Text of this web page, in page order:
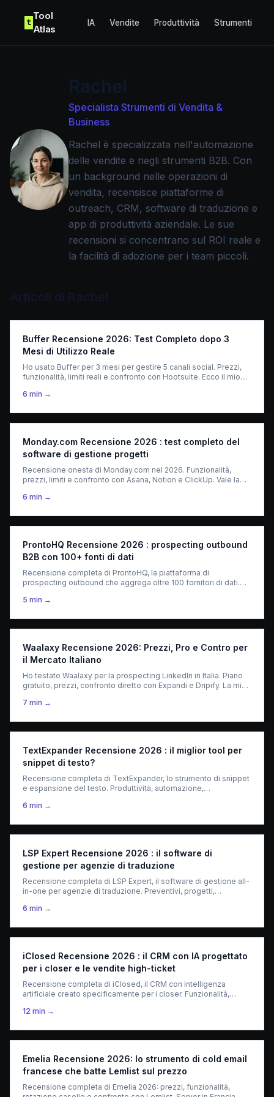
t
Tool
Atlas
IA Vendite Produttività Strumenti
Rachel
Specialista Strumenti di Vendita &
Business
Rachel è specializzata nell'automazione
delle vendite e negli strumenti B2B. Con
un background nelle operazioni di
vendita, recensisce piattaforme di
outreach, CRM, software di traduzione e
app di produttività aziendale. Le sue
recensioni si concentrano sul ROI reale e
la facilità di adozione per i team piccoli.
Articoli di Rachel
Buffer Recensione 2026: Test Completo dopo 3
Mesi di Utilizzo Reale
Ho usato Buffer per 3 mesi per gestire 5 canali social. Prezzi,
funzionalità, limiti reali e confronto con Hootsuite. Ecco il mio
6 min →
Monday.com Recensione 2026 : test completo del
software di gestione progetti
Recensione onesta di Monday.com nel 2026. Funzionalità,
prezzi, limiti e confronto con Asana, Notion e ClickUp. Vale la
6 min →
ProntoHQ Recensione 2026 : prospecting outbound
B2B con 100+ fonti di dati
Recensione completa di ProntoHQ, la piattaforma di
prospecting outbound che aggrega oltre 100 fornitori di dati.
intelligence. Prezzi e confronto 2026.
5 min →
Waalaxy Recensione 2026: Prezzi, Pro e Contro per
il Mercato Italiano
Ho testato Waalaxy per la prospecting LinkedIn in Italia. Piano
gratuito, prezzi, confronto diretto con Expandi e Dripify. La mia
7 min →
TextExpander Recensione 2026 : il miglior tool per
snippet di testo?
Recensione completa di TextExpander, lo strumento di snippet
e espansione del testo. Produttività, automazione,
6 min →
LSP Expert Recensione 2026 : il software di
gestione per agenzie di traduzione
Recensione completa di LSP Expert, il software di gestione all-
in-one per agenzie di traduzione. Preventivi, progetti,
6 min →
iClosed Recensione 2026 : il CRM con IA progettato
per i closer e le vendite high-ticket
Recensione completa di iClosed, il CRM con intelligenza
artificiale creato specificamente per i closer. Funzionalità,
per i team di vendita high-ticket.
12 min →
Emelia Recensione 2026: lo strumento di cold email
francese che batte Lemlist sul prezzo
Recensione completa di Emelia 2026: prezzi, funzionalità,